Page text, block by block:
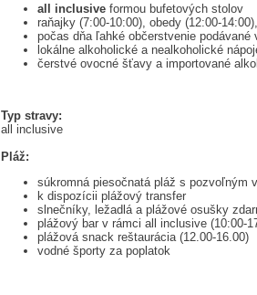
all inclusive formou bufetových stolov
raňajky (7:00-10:00), obedy (12:00-
počas dňa ľahké občerstvenie
lokálne alkoholické a nealkoholické
čerstvé ovocné šťavy a importované
Typ stravy:
all inclusive
Pláž:
súkromná piesočnatá pláž s pozvoľným
k dispozícii plážový transfer
slnečníky, ležadlá a plážové osušky
plážový bar v rámci all inclusive (10:00-
plážová snack reštaurácia (12.00-16.00)
vodné športy za poplatok